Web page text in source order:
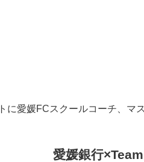
に愛媛FCスクールコーチ、マ
愛媛銀行